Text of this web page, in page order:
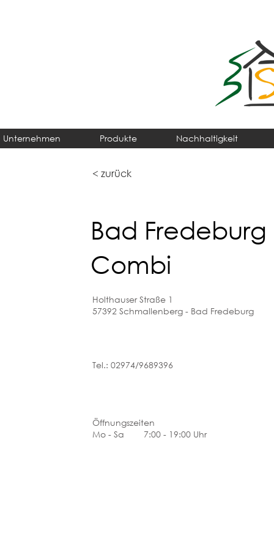
Unternehmen Produkte Nachhaltigkeit
< zurück
Bad Fredeburg
Combi
Holthauser Straße 1
57392 Schmallenberg - Bad Fredeburg
Tel.: 02974/9689396
Öffnungszeiten
Mo - Sa 7:00 - 19:00 Uhr